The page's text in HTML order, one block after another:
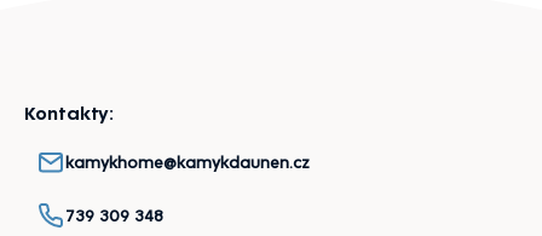
Kontakty:
kamykhome@kamykdaunen.cz
739 309 348